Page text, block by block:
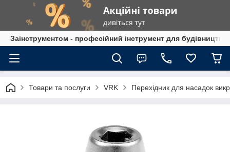
Заінструментом - професійний інструмент для
Товари та послуги VRK Перехідник для насадок